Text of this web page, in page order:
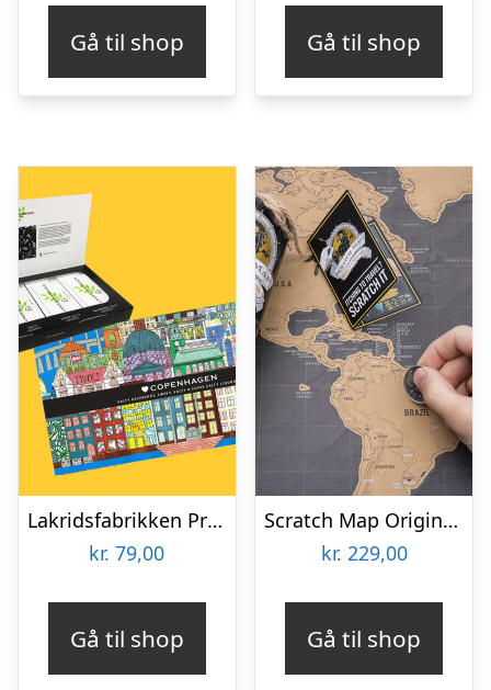
Gå til shop Gå til shop
Lakridsfabrikken Premiumlakrids – Copenhagen
kr. 79,00
Gå til shop
Scratch Map Original Deluxe
kr. 229,00
Gå til shop